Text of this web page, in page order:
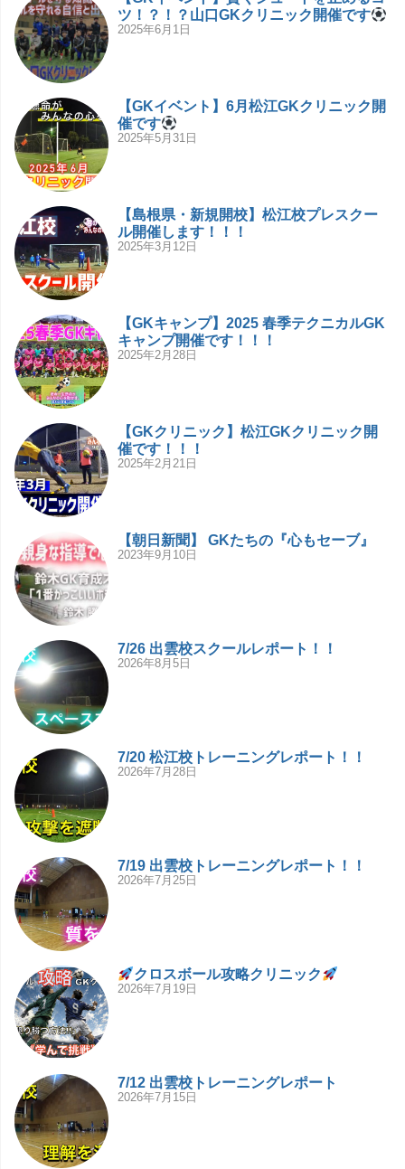
ツ！？！？山口GKクリニック開催です
2025年6月1日
【GKイベント】6月松江GKクリニック開
催です
2025年5月31日
【島根県・新規開校】松江校プレスクー
ル開催します！！！
2025年3月12日
【GKキャンプ】2025 春季テクニカルGK
キャンプ開催です！！！
2025年2月28日
【GKクリニック】松江GKクリニック開
催です！！！
2025年2月21日
【朝日新聞】 GKたちの『心もセーブ』
2023年9月10日
7/26 出雲校スクールレポート！！
2026年8月5日
7/20 松江校トレーニングレポート！！
2026年7月28日
7/19 出雲校トレーニングレポート！！
2026年7月25日
クロスボール攻略クリニック
2026年7月19日
7/12 出雲校トレーニングレポート
2026年7月15日